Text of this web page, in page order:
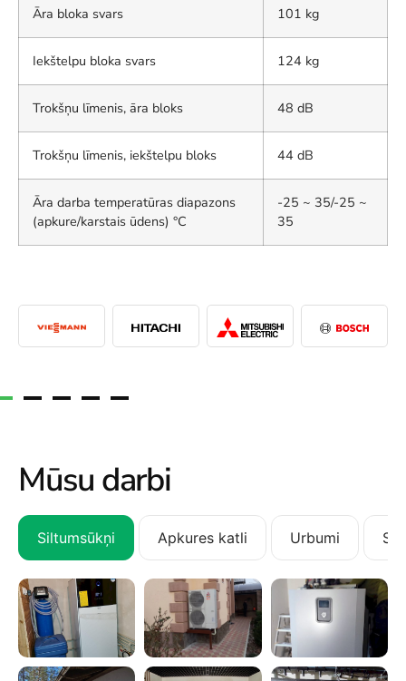
Āra bloka svars 101 kg
Iekštelpu bloka svars 124 kg
Trokšņu līmenis, āra bloks 48 dB
Trokšņu līmenis, iekštelpu bloks 44 dB
Āra darba temperatūras diapazons
(apkure/karstais ūdens) °C
-25 ~ 35/-25 ~
35
Mūsu darbi
Siltumsūkņi Apkures katli Urbumi